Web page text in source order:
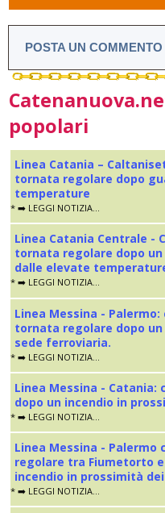
POSTA UN COMMENTO
popolari
Linea Catania –
tornata regolare dopo
temperature
* ➡️ LEGGI NOTIZIA...
Linea Catania Centrale -
tornata regolare dopo
dalle elevate
* ➡️ LEGGI NOTIZIA...
Linea Messina -
tornata regolare dopo
sede ferroviaria.
* ➡️ LEGGI NOTIZIA...
Linea Messina -
dopo un incendio in
* ➡️ LEGGI NOTIZIA...
Linea Messina -
regolare tra Fiumetorto
incendio in prossimità
* ➡️ LEGGI NOTIZIA...